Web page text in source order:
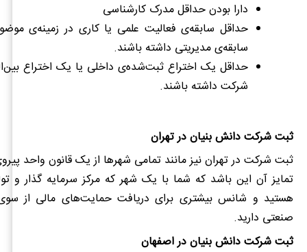
دارا بودن حداقل مدرک کارشناسی
حداقل سابقه‌ی فعالیت علمی یا کاری در زمینه‌ی
سابقه‌ی مدیریتی داشته باشند.
حداقل یک اختراع ثبت‌شده‌ی داخلی یا یک اختراع
شرکت داشته باشند.
ثبت شرکت دانش بنیان در تهران
ثبت شرکت در تهران نیز مانند تمامی شهرها از یک قانون واحد
تمایز آن این باشد که شما با یک شهر که مرکز سرمایه گذار و
هستید و شانس بیشتری برای دریافت حمایت‌های مالی از سوی
صنعتی دارید.
ثبت شرکت دانش بنیان در اصفهان